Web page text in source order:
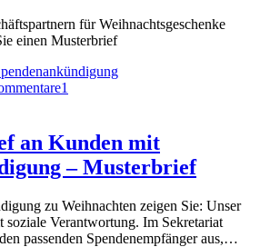
für Weihnachtsgeschenke
einen Musterbrief
1
an Kunden mit
– Musterbrief
zu Weihnachten zeigen Sie: Unser
soziale Verantwortung. Im Sekretariat
passenden Spendenempfänger aus,…